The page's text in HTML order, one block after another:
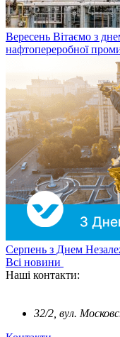
Вересень Вітаємо з
нафтопереробної
Серпень з Днем
Всі новини
Наші контакти:
32/2, вул.